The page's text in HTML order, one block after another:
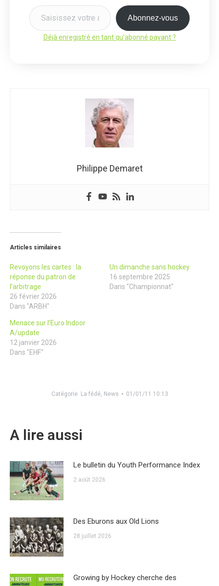
Saisissez votre adresse e-mail…
Abonnez-vous
Déjà enregistré en tant qu’abonné payant ?
Philippe Demaret
Articles similaires
Revoyons les cartes : la
réponse du patron de
l’arbitrage
26 février 2026
Dans "ARBH"
Un dimanche sans hockey
16 septembre 2025
Dans "Championnat"
Menace sur l’Euro Indoor
A/update
12 janvier 2026
Dans "EHF"
Catégorie La fédé, News 01/01/11 10:13
A lire aussi
Le bulletin du Youth Performance Index
2 août 2026
Des Eburons aux Old Lions
28 juillet 2026
Growing by Hockey cherche des